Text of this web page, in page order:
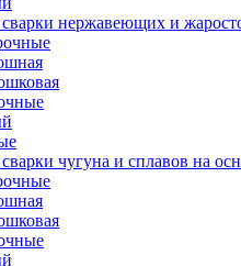
нержавеющих и
чугуна и сплавов на